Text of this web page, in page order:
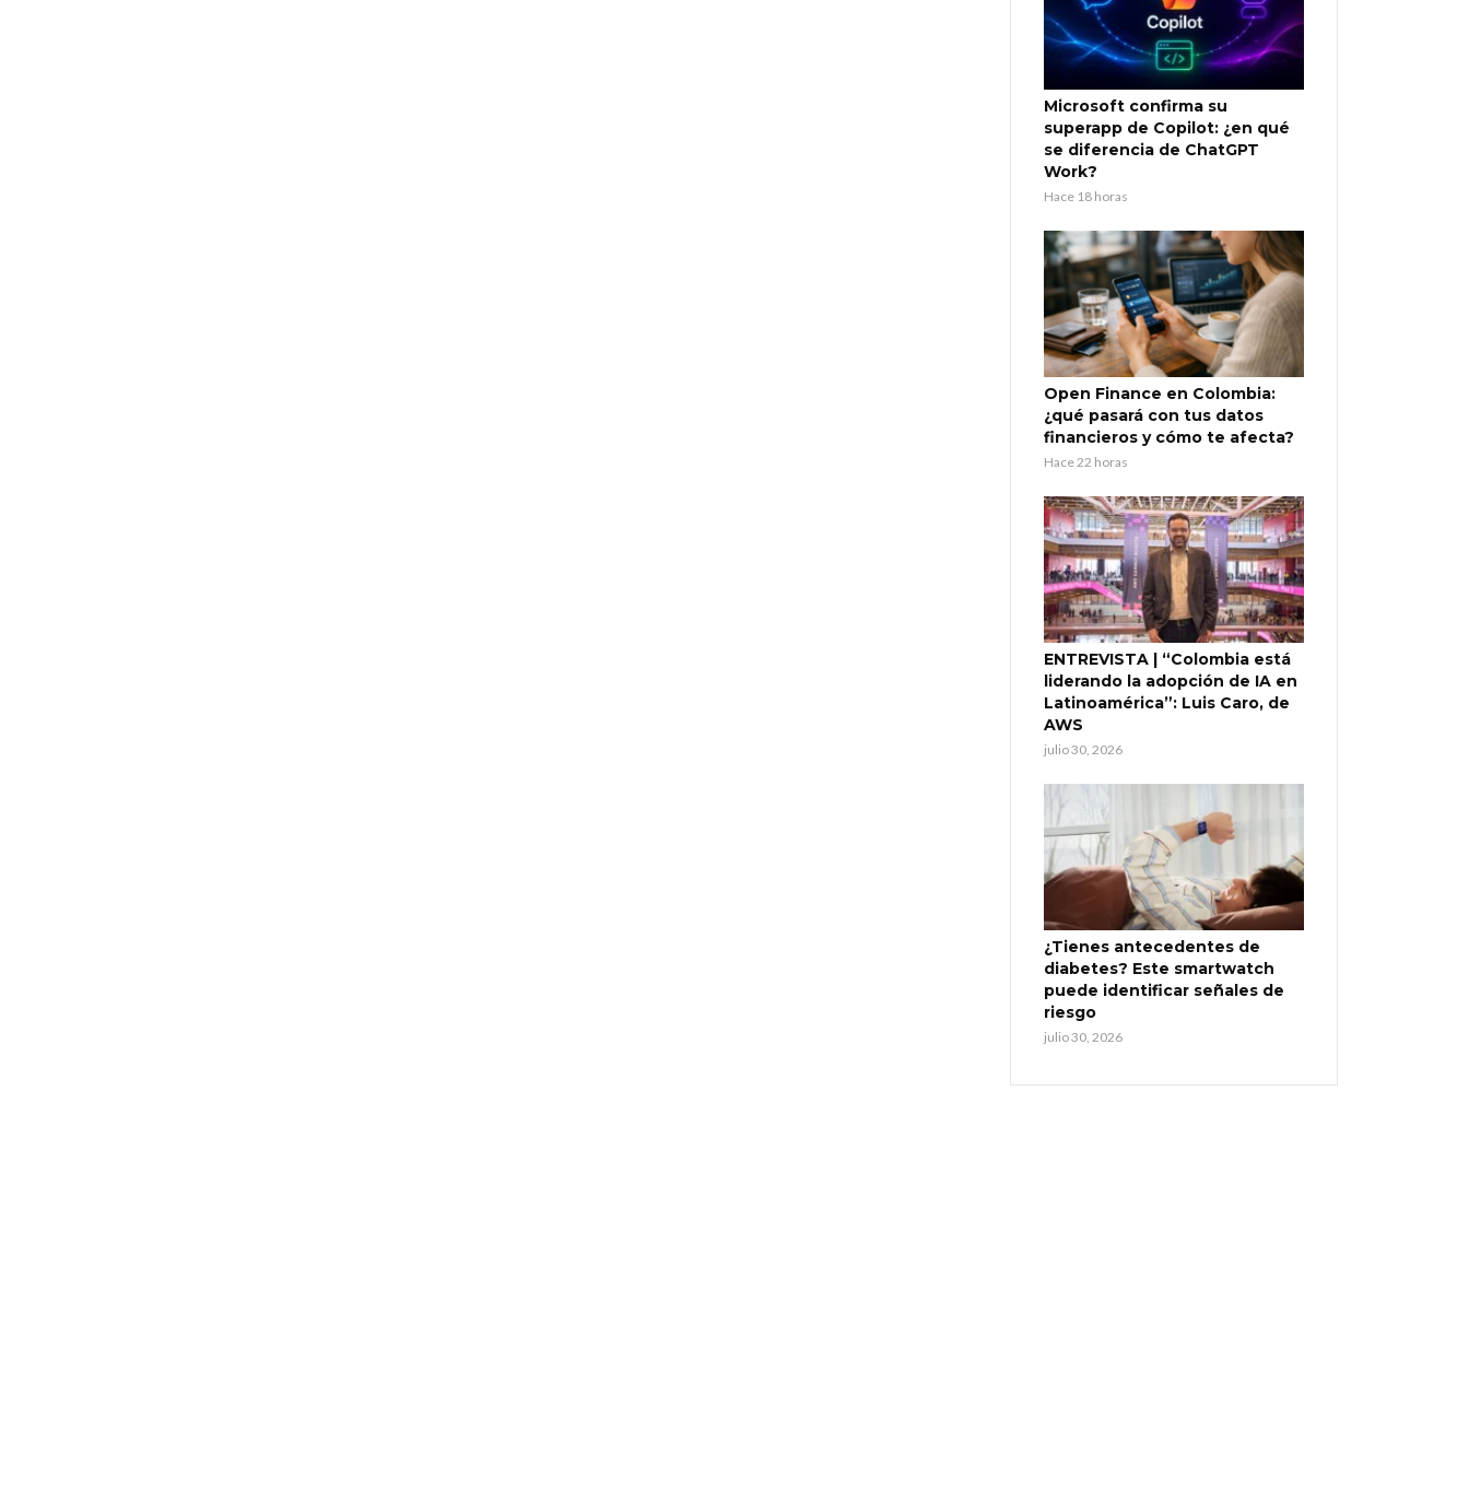
Microsoft confirma su
superapp de Copilot: ¿en qué
se diferencia de ChatGPT
Work?
Hace 18 horas
Open Finance en Colombia:
¿qué pasará con tus datos
financieros y cómo te afecta?
Hace 22 horas
ENTREVISTA | “Colombia está
liderando la adopción de IA en
Latinoamérica”: Luis Caro, de
AWS
julio 30, 2026
¿Tienes antecedentes de
diabetes? Este smartwatch
puede identificar señales de
riesgo
julio 30, 2026